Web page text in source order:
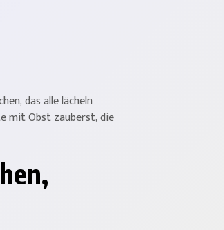
das alle lächeln
mit Obst zauberst, die